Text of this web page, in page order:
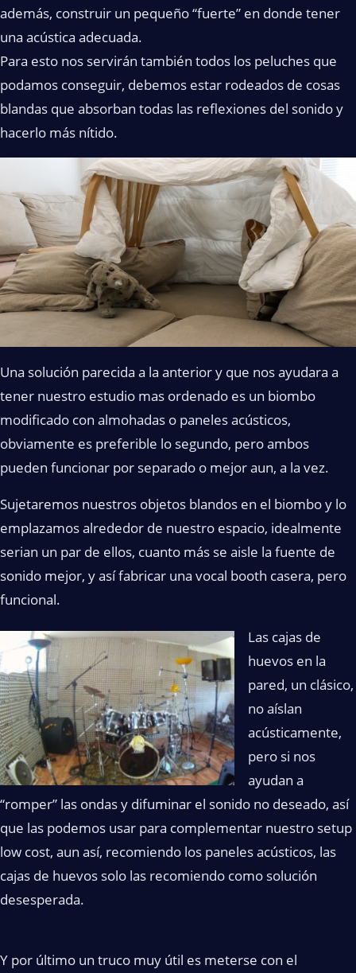
además, construir un pequeño “fuerte” en donde tener
una acústica adecuada.
Para esto nos servirán también todos los peluches que
podamos conseguir, debemos estar rodeados de cosas
blandas que absorban todas las reflexiones del sonido y
hacerlo más nítido.
Una solución parecida a la anterior y que nos ayudara a
tener nuestro estudio mas ordenado es un biombo
modificado con almohadas o paneles acústicos,
obviamente es preferible lo segundo, pero ambos
pueden funcionar por separado o mejor aun, a la vez.
Sujetaremos nuestros objetos blandos en el biombo y lo
emplazamos alrededor de nuestro espacio, idealmente
serian un par de ellos, cuanto más se aisle la fuente de
sonido mejor, y así fabricar una vocal booth casera, pero
funcional.
Las cajas de
huevos en la
pared, un clásico,
no aíslan
acústicamente,
pero si nos
ayudan a
“romper” las ondas y difuminar el sonido no deseado, así
que las podemos usar para complementar nuestro setup
low cost, aun así, recomiendo los paneles acústicos, las
cajas de huevos solo las recomiendo como solución
desesperada.
Y por último un truco muy útil es meterse con el